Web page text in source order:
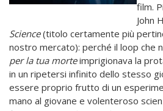
film.
John
Science(titolo certamente più
nostro mercato): perché il loop che
per la tua morteimprigionava la
in un ripetersi infinito dello stesso
essere proprio frutto di un
mano al giovane e volenteroso